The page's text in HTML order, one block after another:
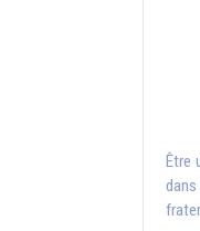
Être